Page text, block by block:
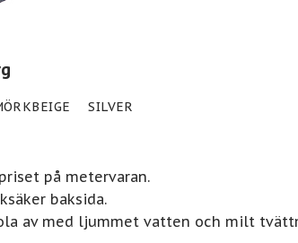
SILVER
på metervaran.
baksida.
av med ljummet vatten och milt